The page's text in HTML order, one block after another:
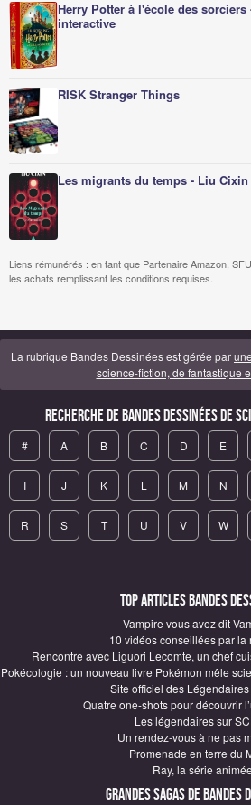
Herry Potter à l'école des
interactive
RISK Stranger Things
Les migrants du temps - Liu Cixin
Liens rémunérés : en tant que Partenaire Amazon,
les achats remplissant les conditions requises.
La rubrique Bandes Dessinées est gérée par
science-fiction, de fantastique
Recherche de Bandes Dessinées de
# A B C D E
I J K L M N
R S T U V W
Top articles Bandes
Vampire vous avez dit
10 vidéos conseillées par la
Rencontre avec Liguori Lecomte, un chef
Pokécologie : un nouveau livre Pokémon mêle
Site officiel des
Quatre one-shots pour découvrir
Les légendaires sur
Un rendez-vous à ne pas
Promenade en terre du
Ray, la série animée
Grandes sagas de Bandes